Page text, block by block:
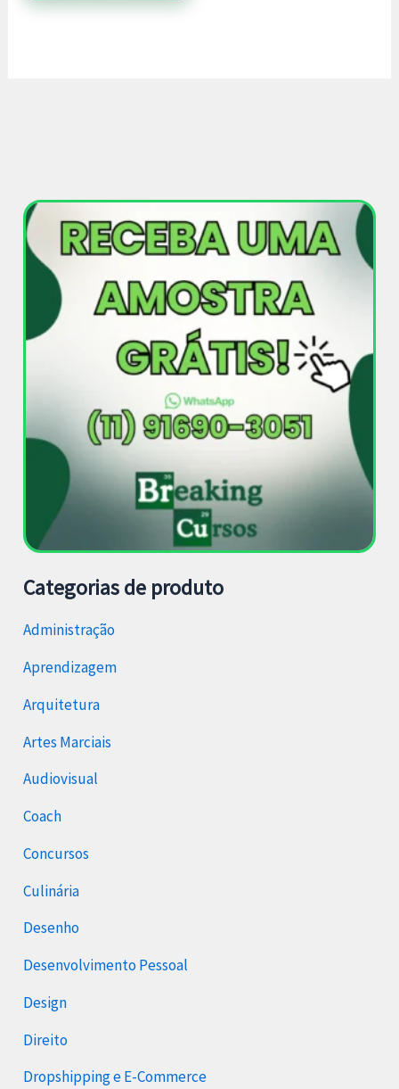
Categorias de produto
Administração
Aprendizagem
Arquitetura
Artes Marciais
Audiovisual
Coach
Concursos
Culinária
Desenho
Desenvolvimento Pessoal
Design
Direito
Dropshipping e E-Commerce